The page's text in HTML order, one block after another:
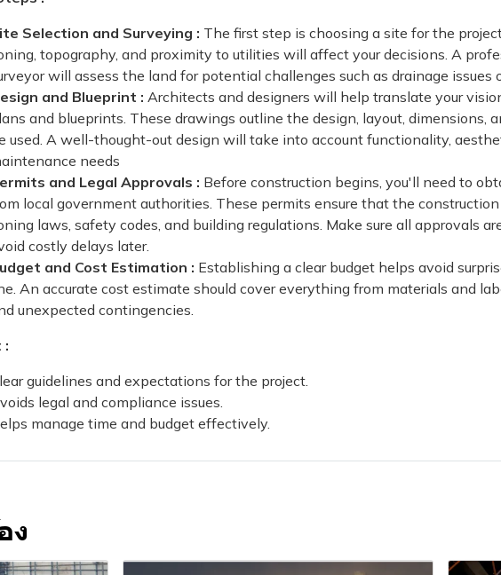
Selection and Surveying : The first step is choosing a site for the
topography, and proximity to utilities will affect your decisions. A
will assess the land for potential challenges such as drainage issues
and Blueprint : Architects and designers will help translate your
and blueprints. These drawings outline the design, layout, dimensions,
used. A well-thought-out design will take into account functionality,
needs
and Legal Approvals : Before construction begins, you'll need to
local government authorities. These permits ensure that the
laws, safety codes, and building regulations. Make sure all approvals
costly delays later.
and Cost Estimation : Establishing a clear budget helps avoid
An accurate cost estimate should cover everything from materials and
unexpected contingencies.
:
guidelines and expectations for the project.
legal and compliance issues.
manage time and budget effectively.
ง